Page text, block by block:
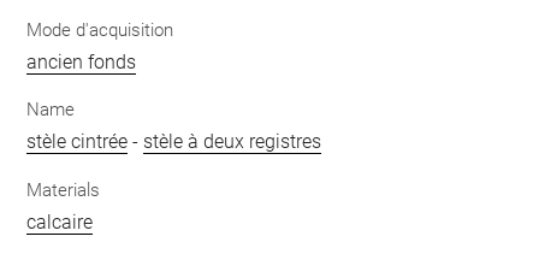
Mode d'acquisition
ancien fonds
Name
stèle cintrée - stèle à deux registres
Materials
calcaire